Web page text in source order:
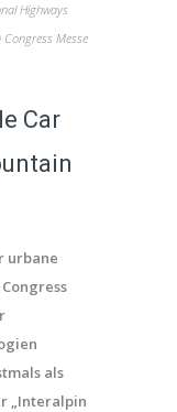
Highways
Messe
Car
urbane
als
„Interalpin